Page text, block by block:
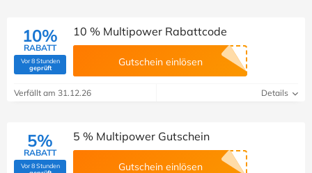
10%
RABATT
Vor 8 Stunden
geprüft(Von Savoo geprüft)
10 % Multipower Rabattcode
Gutschein einlösen
Verfällt am 31.12.26 Details
5%
RABATT
Vor 8 Stunden
(Von Savoo geprüft)
5 % Multipower Gutschein
Gutschein einlösen